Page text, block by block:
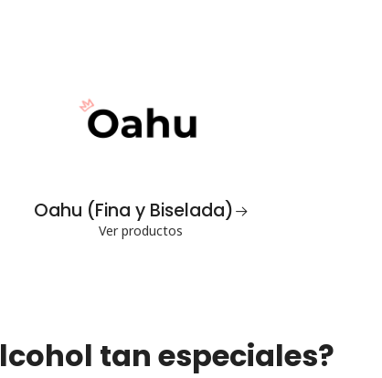
Oahu (Fina y Biselada)
Ver productos
tan especiales?